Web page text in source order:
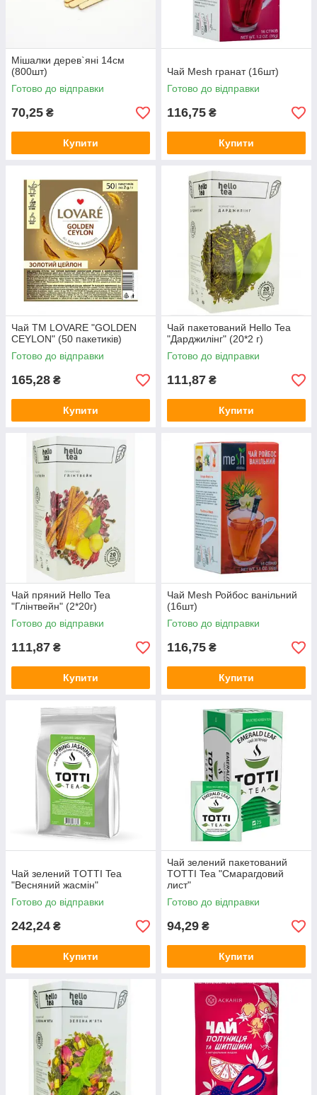
Мішалки дерев`яні 14см
(800шт)
Готово до відправки
70,25 ₴
Купити
Чай Mesh гранат (16шт)
Готово до відправки
116,75 ₴
Купити
Чай TM LOVARE "GOLDEN
CEYLON" (50 пакетиків)
Готово до відправки
165,28 ₴
Купити
Чай пакетований Hello Tea
"Дарджилінг" (20*2 г)
Готово до відправки
111,87 ₴
Купити
Чай пряний Hello Tea
"Глінтвейн" (2*20г)
Готово до відправки
111,87 ₴
Купити
Чай Mesh Ройбос ванільний
(16шт)
Готово до відправки
116,75 ₴
Купити
Чай зелений TОТТІ Tea
"Весняний жасмін"
Готово до відправки
242,24 ₴
Купити
Чай зелений пакетований
TОТТІ Tea "Смарагдовий
лист"
Готово до відправки
94,29 ₴
Купити